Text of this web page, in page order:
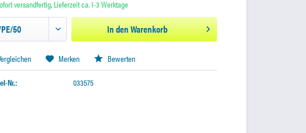
versandfertig, Lieferzeit ca. 1-3 Werktage
In denWarenkorb
Merken Bewerten
Nr.: 033575